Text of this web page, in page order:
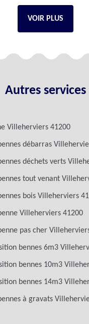
VOIR PLUS
Autres services
Villeherviers 41200
débarras
déchets verts
tout venant
bois Villeherviers
Villeherviers 41200
pas cher
bennes 6m3
bennes 10m3
bennes 14m3
à gravats